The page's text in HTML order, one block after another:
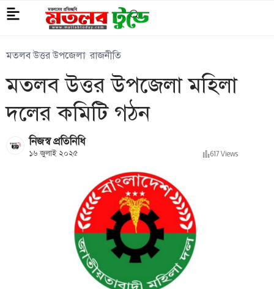
মতলব উত্তর উপজেলা রাজনীতি
মতলব উত্তর উপজেলা মহিলা
দলের কমিটি গঠন
নিজস্ব প্রতিনিধি
১৬ জুলাই ২০২৫ 617 Views